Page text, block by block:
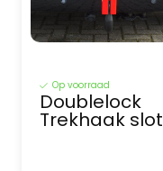
Op voorraad
Doublelock
Trekhaak slot